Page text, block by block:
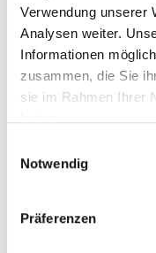
Verwendung unserer
Analysen weiter.
Informationen
zusammen, die Sie
sie im Rahmen Ihrer
Notwendig
Präferenzen
PLZ